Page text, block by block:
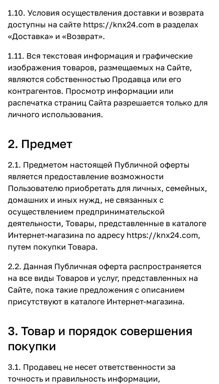
1.10. Условия осуществления доставки и возврата
доступны на сайте https://knx24.com в разделах
«Доставка» и «Возврат».
1.11. Вся текстовая информация и графические
изображения товаров, размещаемых на Сайте,
являются собственностью Продавца или его
контрагентов. Просмотр информации или
распечатка страниц Сайта разрешается только для
личного использования.
2. Предмет
2.1. Предметом настоящей Публичной оферты
является предоставление возможности
Пользователю приобретать для личных, семейных,
домашних и иных нужд, не связанных с
осуществлением предпринимательской
деятельности, Товары, представленные в каталоге
Интернет-магазина по адресу https://knx24.com,
путем покупки Товара.
2.2. Данная Публичная оферта распространяется
на все виды Товаров и услуг, представленных на
Сайте, пока такие предложения с описанием
присутствуют в каталоге Интернет-магазина.
3. Товар и порядок совершения
покупки
3.1. Продавец не несет ответственности за
точность и правильность информации,